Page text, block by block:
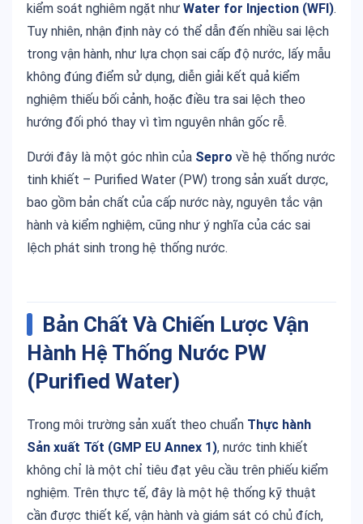
kiểm soát nghiêm ngặt như Water for Injection (WFI).
Tuy nhiên, nhận định này có thể dẫn đến nhiều sai lệch
trong vận hành, như lựa chọn sai cấp độ nước, lấy mẫu
không đúng điểm sử dụng, diễn giải kết quả kiểm
nghiệm thiếu bối cảnh, hoặc điều tra sai lệch theo
hướng đối phó thay vì tìm nguyên nhân gốc rễ.
Dưới đây là một góc nhìn của Sepro về hệ thống nước
tinh khiết – Purified Water (PW) trong sản xuất dược,
bao gồm bản chất của cấp nước này, nguyên tắc vận
hành và kiểm nghiệm, cũng như ý nghĩa của các sai
lệch phát sinh trong hệ thống nước.
Bản Chất Và Chiến Lược Vận
Hành Hệ Thống Nước PW
(Purified Water)
Trong môi trường sản xuất theo chuẩn Thực hành
Sản xuất Tốt (GMP EU Annex 1), nước tinh khiết
không chỉ là một chỉ tiêu đạt yêu cầu trên phiếu kiểm
nghiệm. Trên thực tế, đây là một hệ thống kỹ thuật
cần được thiết kế, vận hành và giám sát có chủ đích,